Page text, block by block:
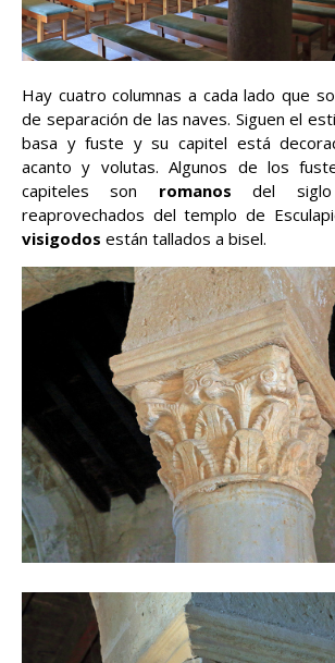
Hay cuatro columnas a cada lado que
de separación de las naves. Siguen el
basa y fuste y su capitel está
acanto y volutas. Algunos de los
capiteles son romanos del
reaprovechados del templo de
visigodos están tallados a bisel.